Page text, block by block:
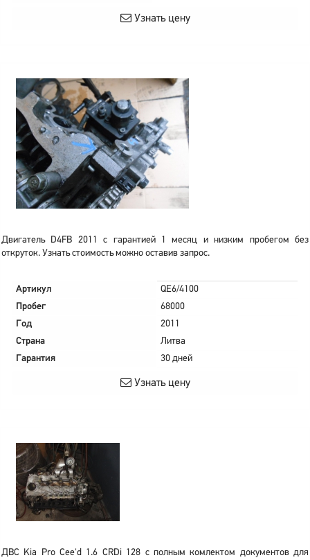
Узнать цену
Двигатель D4FB 2011 с гарантией 1 месяц и низким пробегом без
откруток. Узнать стоимость можно оставив запрос.
Артикул
QE6/4100
Пробег
68000
Год
2011
Страна
Литва
Гарантия
30 дней
Узнать цену
ДВС Kia Pro Cee'd 1.6 CRDi 128 с полным комлектом документов для